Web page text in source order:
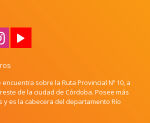
sobre la Ruta Provincial Nº 10, a
de la ciudad de Córdoba. Posee más
y es la cabecera del departamento Río